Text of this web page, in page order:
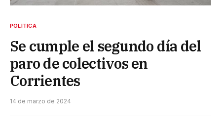
POLÍTICA
Se cumple el segundo día del
paro de colectivos en
Corrientes
14 de marzo de 2024